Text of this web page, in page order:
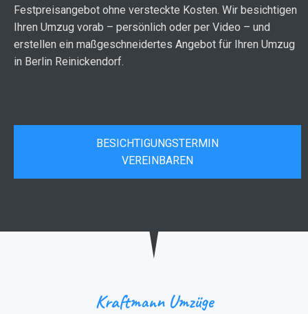
Festpreisangebot ohne versteckte Kosten. Wir besichtigen
Ihren Umzug vorab – persönlich oder per Video – und
erstellen ein maßgeschneidertes Angebot für Ihren Umzug
in Berlin Reinickendorf.
BESICHTIGUNGSTERMIN
VEREINBAREN
Kraftmann Umzüge